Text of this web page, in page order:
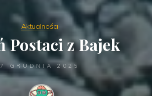
Aktualności
Postaci z Bajek
7 GRUDNIA 2025